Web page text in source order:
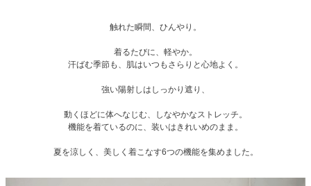
触れた瞬間、ひんやり。
着るたびに、軽やか。
汗ばむ季節も、肌はいつもさらりと心地よく。
強い陽射しはしっかり遮り、
動くほどに体へなじむ、しなやかなストレッチ。
機能を着ているのに、装いはきれいめのまま。
夏を涼しく、美しく着こなす6つの機能を集めました。